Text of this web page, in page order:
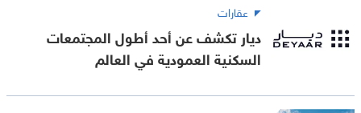
عقارات
ديار تكشف عن أحد أطول المجتمعات
السكنية العمودية في العالم